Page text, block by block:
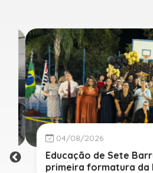
04/08/2026
Educação de Sete
primeira formatura da